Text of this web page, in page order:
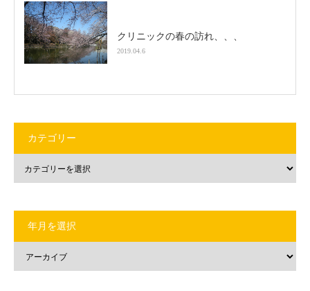
クリニックの春の訪れ、、、
2019.04.6
カテゴリー
年月を選択